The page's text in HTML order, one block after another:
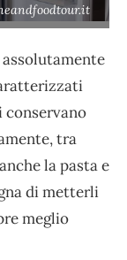
conservano
tra
la pasta e
di metterli
meglio